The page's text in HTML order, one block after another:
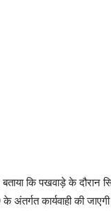
बताया कि पखवाड़े के
अंतर्गत कार्यवाही की